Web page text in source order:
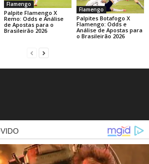
Flamengo
Palpite Flamengo X
Remo: Odds e Análise
de Apostas para o
Brasileirão 2026
Flamengo
Palpites Botafogo X
Flamengo: Odds e
Análise de Apostas para
o Brasileirão 2026